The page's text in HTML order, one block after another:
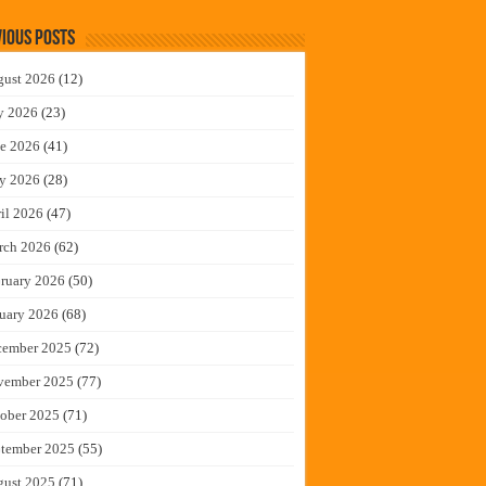
Posts
2026 (12)
2026 (23)
2026 (41)
2026 (28)
2026 (47)
2026 (62)
2026 (50)
2026 (68)
2025 (72)
2025 (77)
2025 (71)
2025 (55)
2025 (71)